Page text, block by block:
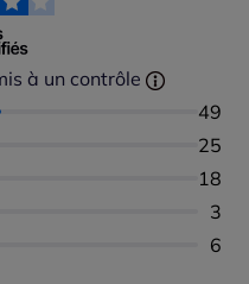
à un contrôle
49
25
18
3
6
avis clients